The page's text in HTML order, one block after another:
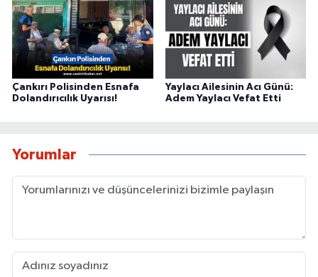
Çankırı Polisinden Esnafa
Dolandırıcılık Uyarısı!
Yaylacı Ailesinin Acı Günü:
Adem Yaylacı Vefat Etti
Yorumlar